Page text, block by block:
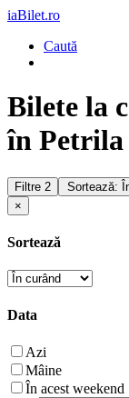
iaBilet.ro
Caută
Bilete la
în Petrila
Filtre 2
Sortează:
×
Sortează
Data
Azi
Mâine
În acest weekend